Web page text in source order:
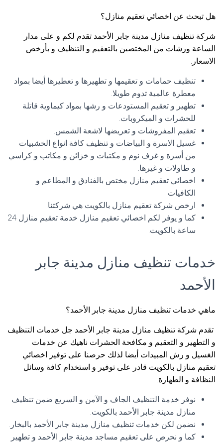
هل تبحث عن اخصائي تعقيم منازل؟
شركة تنظيف منازل مدينة جابر الأحمد تقدم لكم و على مدار
الساعة ورشات من المختصين بالتعقيم و التنظيف و بأرخص
الاسعار.
تنظيف حمامات و تعقيمها و تطهيرها و تعطيرها أيضا بمواد
معطرة عالمية تدوم طويلا.
تطهير و تعقيم المستودعات و رشها بمواد كيماوية قاتلة
للحشرات و الميكروبات.
تعقيم المفروشات و تعريضها لاشعة الشمس.
غسيل الاسرة و البياضات و تنظيف كافة انواع الخشبيات
من أسرة و غرف نوم و مكتبات و خزائن و مكاتب و كراسي
و طاولات و غيرها.
اخصائي تعقيم منازل مختص بالفنادق و المطاعم و
الكافيات.
ارخص شركة تعقيم منازل بالكويت هي شركتنا.
كما و يوفر لكم اخصائي تعقيم منازل خدمة تعقيم منازل 24
ساعة بالكويت.
خدمات تنظيف منازل مدينة جابر
الأحمد
ماهي خدمات تنظيف منازل مدينة جابر الأحمد؟
تقدم شركة تنظيف منازل مدينة جابر الأحمد جل خدمات التنظيف
و التطهير و التعقيم و مكافحة الحشرات ناهيك عن خدمات
الغسيل و رش المبيدات أيضا لذلك حرصنا على توفير اخصائي
تعقيم منازل بالكويت قادر على توفير و استخدام كافة وسائل
النظافة و الطهارة.
نوفر خدمة التنظيف الجاف و الآمن و السريع ضمن تنظيف
منازل مدينة جابر الأحمد بالكويت.
نضمن لكن خدمات تنظيف منازل مدينة جابر الأحمد بالبخار.
كما و نحرص على تعقيم مساجد مدينة جابر الأحمد و تطهير